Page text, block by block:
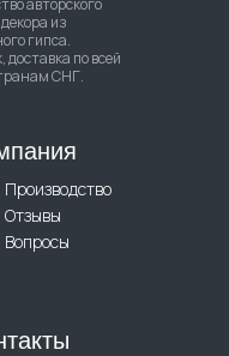
Производство
Отзывы
Вопросы
авторского
из
гипса.
доставка по всей
СНГ.